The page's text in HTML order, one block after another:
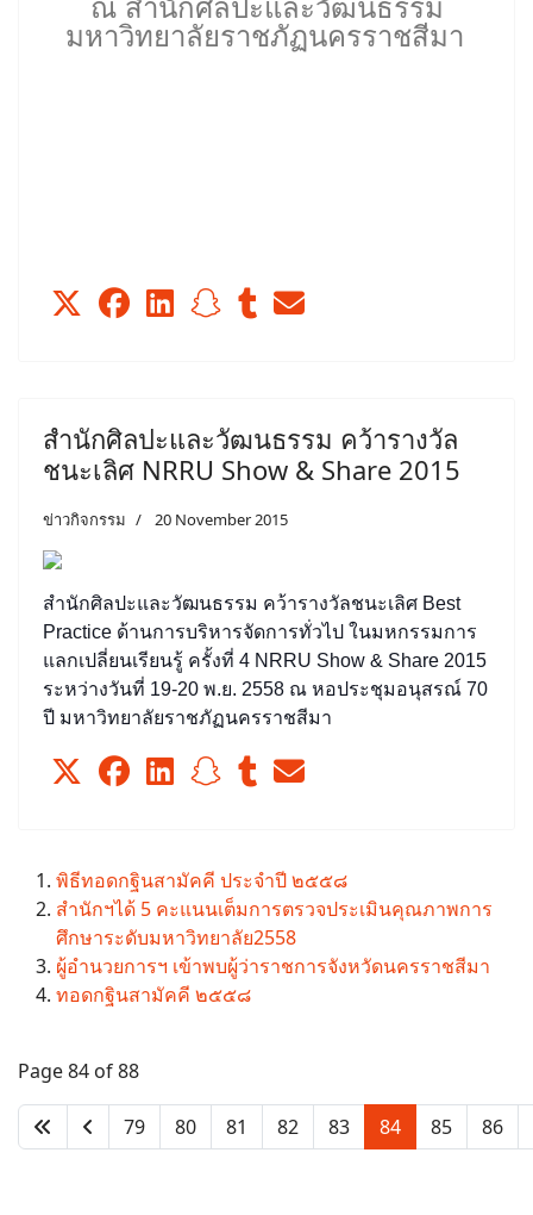
ณ สำนักศิลปะและวัฒนธรรม
มหาวิทยาลัยราชภัฏนครราชสีมา
สำนักศิลปะและวัฒนธรรม คว้ารางวัล
ชนะเลิศ NRRU Show & Share 2015
ข่าวกิจกรรม 20 November 2015
สำนักศิลปะและวัฒนธรรม คว้ารางวัลชนะเลิศ Best
Practice ด้านการบริหารจัดการทั่วไป ในมหกรรมการ
แลกเปลี่ยนเรียนรู้ ครั้งที่ 4 NRRU Show & Share 2015
ระหว่างวันที่ 19-20 พ.ย. 2558 ณ หอประชุมอนุสรณ์ 70
ปี มหาวิทยาลัยราชภัฏนครราชสีมา
พิธีทอดกฐินสามัคคี ประจำปี ๒๕๕๘
สำนักฯได้ 5 คะแนนเต็มการตรวจประเมินคุณภาพการ
ศึกษาระดับมหาวิทยาลัย2558
ผู้อำนวยการฯ เข้าพบผู้ว่าราชการจังหวัดนครราชสีมา
ทอดกฐินสามัคคี ๒๕๕๘
Page 84 of 88
79 80 81 82 83 84 85 86